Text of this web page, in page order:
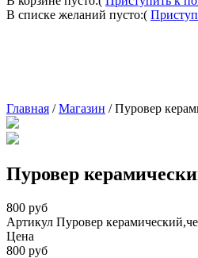
В списке желаний пусто:(
Главная /Магазин /Пуровер
Пуровер
800 руб
Артикул Пуровер
Цена
800 руб